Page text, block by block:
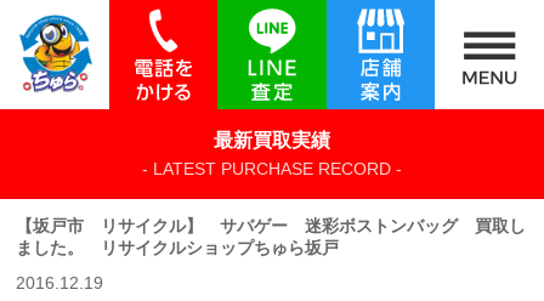
最新買取実績
- LATEST PURCHASE RECORD -
【坂戸市 リサイクル】 サバゲー 迷彩ボストンバッグ 買取し
ました。 リサイクルショップちゅら坂戸
2016.12.19